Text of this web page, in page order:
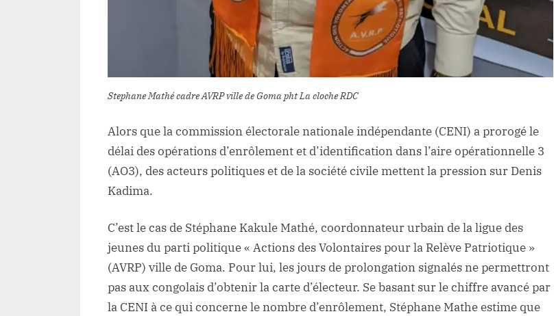
Stephane Mathé cadre AVRP ville de Goma pht La cloche RDC
Alors que la commission électorale nationale indépendante (CENI) a prorogé le
délai des opérations d’enrôlement et d’identification dans l’aire opérationnelle 3
(AO3), des acteurs politiques et de la société civile mettent la pression sur Denis
Kadima.
C’est le cas de Stéphane Kakule Mathé, coordonnateur urbain de la ligue des
jeunes du parti politique « Actions des Volontaires pour la Relève Patriotique »
(AVRP) ville de Goma. Pour lui, les jours de prolongation signalés ne permettront
pas aux congolais d’obtenir la carte d’électeur. Se basant sur le chiffre avancé par
la CENI à ce qui concerne le nombre d’enrôlement, Stéphane Mathe estime que